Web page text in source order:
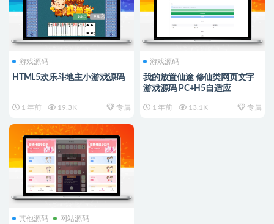
游戏源码
HTML5欢乐斗地主小游戏源码
1 年前 19.3K 专属
游戏源码
我的放置仙途 修仙类网页文字
游戏源码 PC+H5自适应
1 年前 13.1K 专属
其他源码 网站源码